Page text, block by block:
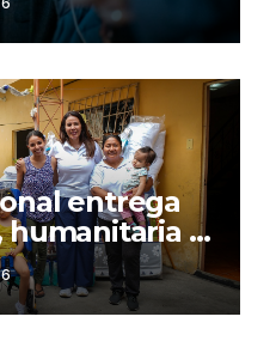
entrega
humanitaria y
Lara a
de